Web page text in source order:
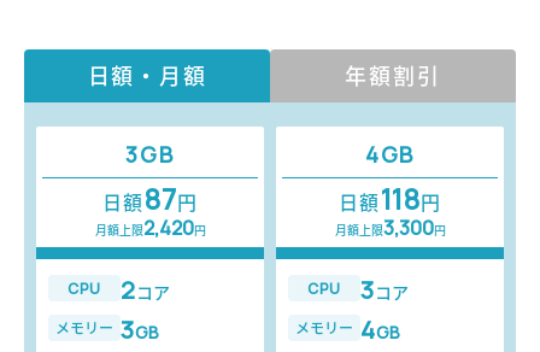
日額・月額 年額割引
3GB
日額87円
月額上限2,420円
CPU 2コア
メモリー 3GB
4GB
日額118円
月額上限3,300円
CPU 3コア
メモリー 4GB